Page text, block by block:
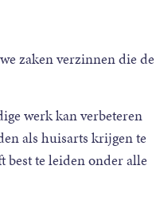
decision support
BMME, Kruijt AW,
al.
GA, Rijken PM,
of cancer and chronic
rates
zaken verzinnen die de
werk kan verbeteren
als huisarts krijgen te
best te leiden onder alle